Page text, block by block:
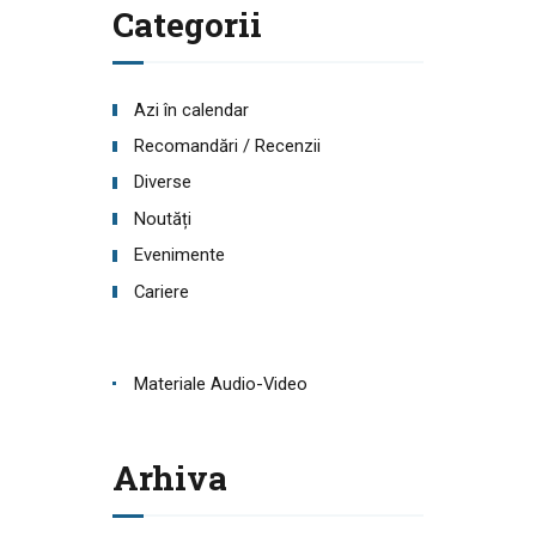
Categorii
Azi în calendar
Recomandări / Recenzii
Diverse
Noutăți
Evenimente
Cariere
Materiale Audio-Video
Arhiva